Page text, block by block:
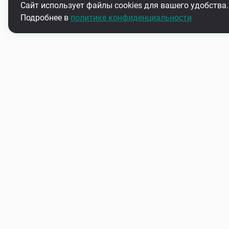
Сайт использует файлы cookies для вашего удобства.
Подробнее в политике конфиденциальности